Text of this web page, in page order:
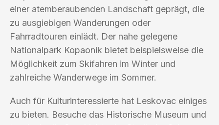
einer atemberaubenden Landschaft geprägt, die
zu ausgiebigen Wanderungen oder
Fahrradtouren einlädt. Der nahe gelegene
Nationalpark Kopaonik bietet beispielsweise die
Möglichkeit zum Skifahren im Winter und
zahlreiche Wanderwege im Sommer.
Auch für Kulturinteressierte hat Leskovac einiges
zu bieten. Besuche das Historische Museum und